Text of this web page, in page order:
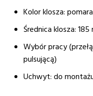
Kolor klosza:
Średnica klosza: 185
Wybór pracy
pulsującą)
Uchwyt: do